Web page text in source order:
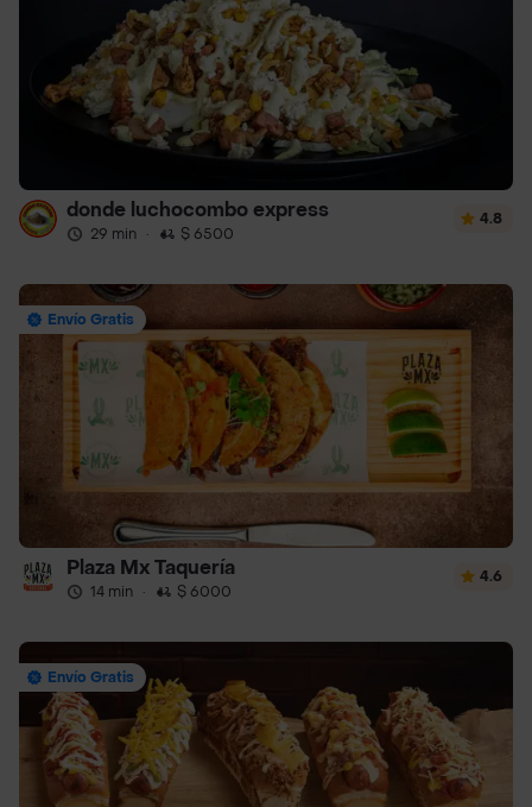
donde luchocombo express
29 min · $ 6500
4.8
Envío Gratis
Plaza Mx Taquería
14 min · $ 6000
4.6
Envío Gratis